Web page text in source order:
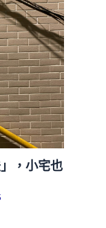
，小宅也